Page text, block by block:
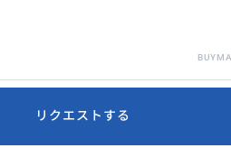
リクエストする